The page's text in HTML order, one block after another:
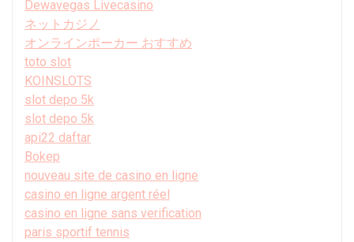
Dewavegas Livecasino
ネットカジノ
オンラインポーカー おすすめ
toto slot
KOINSLOTS
slot depo 5k
slot depo 5k
api22 daftar
Bokep
nouveau site de casino en ligne
casino en ligne argent réel
casino en ligne sans verification
paris sportif tennis